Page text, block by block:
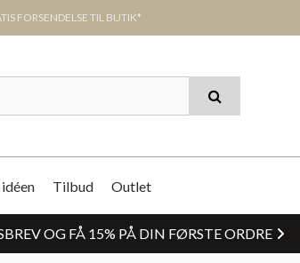
FORSENDELSE TIL BUTIK*
idéen Tilbud Outlet
OG FÅ 15% PÅ DIN FØRSTE ORDRE